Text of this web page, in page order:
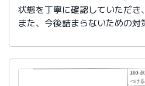
状態を丁寧に確認していただき
また、今後詰まらないための対
ありがとうございました。